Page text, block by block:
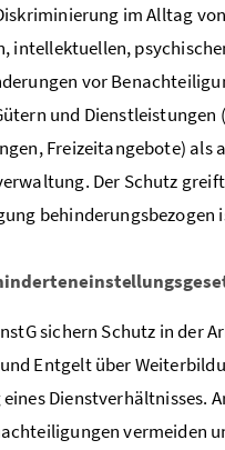
im Alltag
intellektuellen,
vor
und Dienstleistungen
Freizeitangebote) als
Der Schutz
behinderungsbezogen
sichern Schutz in der
Entgelt über
Dienstverhältnisses.
vermeiden